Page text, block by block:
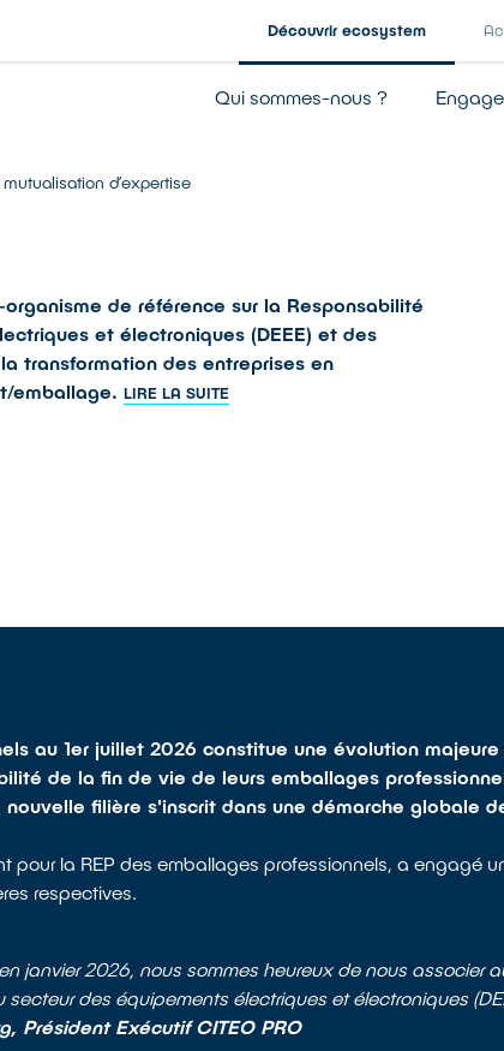
Découvrir ecosystem
Qui sommes-nous ?
Entreprise à mission
d’expertise
de référence sur la Responsabilité
et électroniques (DEEE) et des
transformation des entreprises en
emballage.LIRE LA SUITE
au 1er juillet 2026 constitue une évolution
de la fin de vie de leurs emballages
filière s'inscrit dans une démarche globale
la REP des emballages professionnels, a engagé
respectives.
janvier 2026, nous sommes heureux de nous associer
des équipements électriques et électroniques
Président Exécutif CITEO PRO